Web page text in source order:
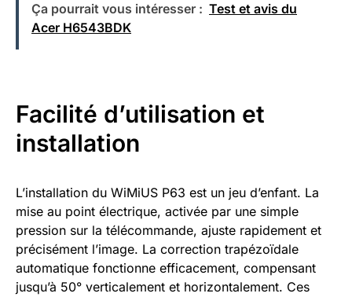
Ça pourrait vous intéresser : Test et avis du
Acer H6543BDK
Facilité d’utilisation et
installation
L’installation du WiMiUS P63 est un jeu d’enfant. La
mise au point électrique, activée par une simple
pression sur la télécommande, ajuste rapidement et
précisément l’image. La correction trapézoïdale
automatique fonctionne efficacement, compensant
jusqu’à 50° verticalement et horizontalement. Ces